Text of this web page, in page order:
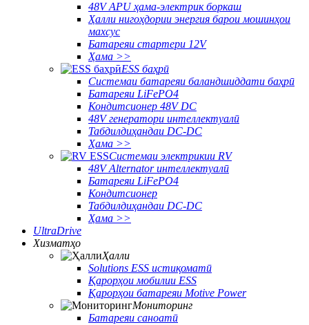
48V APU ҳама-электрик боркаш
Ҳалли нигоҳдории энергия барои мошинҳои
махсус
Батареяи стартери 12V
Ҳама >>
ESS баҳрӣ
Системаи батареяи баландшиддати баҳрӣ
Батареяи LiFePO4
Кондитсионер 48V DC
48V генератори интеллектуалӣ
Табдилдиҳандаи DC-DC
Ҳама >>
Системаи электрикии RV
48V Alternator интеллектуалӣ
Батареяи LiFePO4
Кондитсионер
Табдилдиҳандаи DC-DC
Ҳама >>
UltraDrive
Хизматҳо
Ҳалли
Solutions ESS истиқоматӣ
Қарорҳои мобилии ESS
Қарорҳои батареяи Motive Power
Мониторинг
Батареяи саноатӣ